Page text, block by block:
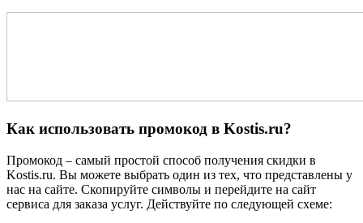
Как использовать промокод в Kostis.ru?
Промокод – самый простой способ получения скидки в
Kostis.ru. Вы можете выбрать один из тех, что представлены у
нас на сайте. Скопируйте символы и перейдите на сайт
сервиса для заказа услуг. Действуйте по следующей схеме: